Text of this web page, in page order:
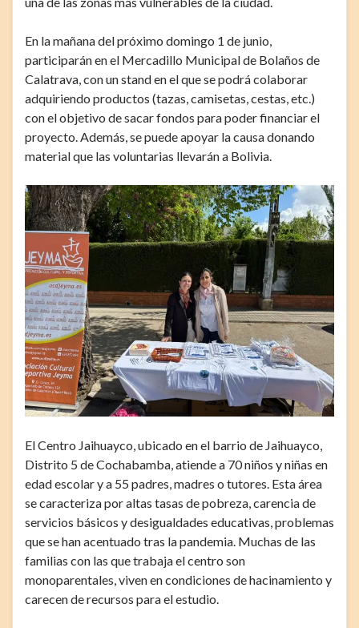
En la mañana del próximo domingo 1 de junio,
participarán en el Mercadillo Municipal de Bolaños de
Calatrava, con un stand en el que se podrá colaborar
adquiriendo productos (tazas, camisetas, cestas, etc.)
con el objetivo de sacar fondos para poder financiar el
proyecto. Además, se puede apoyar la causa donando
material que las voluntarias llevarán a Bolivia.
El Centro Jaihuayco, ubicado en el barrio de Jaihuayco,
Distrito 5 de Cochabamba, atiende a 70 niños y niñas en
edad escolar y a 55 padres, madres o tutores. Esta área
se caracteriza por altas tasas de pobreza, carencia de
servicios básicos y desigualdades educativas, problemas
que se han acentuado tras la pandemia. Muchas de las
familias con las que trabaja el centro son
monoparentales, viven en condiciones de hacinamiento y
carecen de recursos para el estudio.